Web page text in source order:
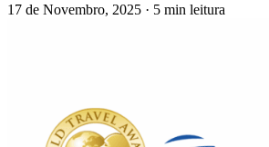
17 de Novembro, 2025 · 5 min leitura